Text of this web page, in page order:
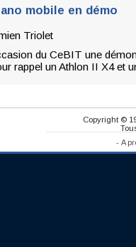
mobile en démo
Triolet
du CeBIT une
rappel un Athlon II X4 et
Copyright ©
- A